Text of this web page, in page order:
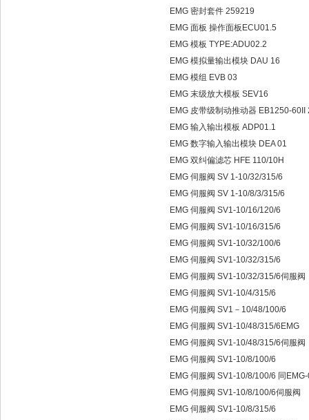
EMG 密封套件 259219
EMG 面板 操作面板ECU01.5
EMG 模板 TYPE:ADU02.2
EMG 模拟量输出模块 DAU 16
EMG 模组 EVB 03
EMG 末级放大模板 SEV16
EMG 皮带级制动推动器 EB1250-
EMG 输入输出模板 ADP01.1
EMG 数字输入输出模块 DEA 01
EMG 双纠偏滤芯 HFE 110/10H
EMG 伺服阀 SV 1-10/32/315/6
EMG 伺服阀 SV 1-10/8/3/315/6
EMG 伺服阀 SV1-10/16/120/6
EMG 伺服阀 SV1-10/16/315/6
EMG 伺服阀 SV1-10/32/100/6
EMG 伺服阀 SV1-10/32/315/6
EMG 伺服阀 SV1-10/32/315/6伺服阀
EMG 伺服阀 SV1-10/4/315/6
EMG 伺服阀 SV1－10/48/100/6
EMG 伺服阀 SV1-10/48/315/6EMG
EMG 伺服阀 SV1-10/48/315/6伺服阀
EMG 伺服阀 SV1-10/8/100/6
EMG 伺服阀 SV1-10/8/100/6 同
EMG 伺服阀 SV1-10/8/100/6伺服阀
EMG 伺服阀 SV1-10/8/315/6